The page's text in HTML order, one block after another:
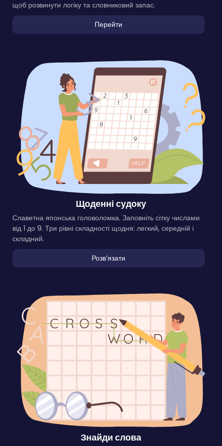
щоб розвинути логіку та словниковий запас.
Перейти
Щоденні судоку
Славетна японська головоломка. Заповніть сітку числами
від 1 до 9. Три рівні складності щодня: легкий, середній і
складний.
Розвʼязати
Знайди слова